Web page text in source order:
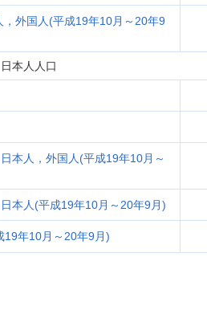
外国人(平成19年10月～20年9
本人人口
本人，外国人(平成19年10月～
本人(平成19年10月～20年9月)
19年10月～20年9月)